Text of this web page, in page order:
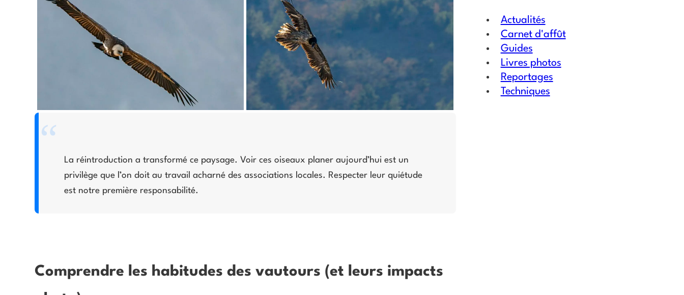
La réintroduction a transformé ce paysage. Voir ces oiseaux planer aujourd’hui est un
privilège que l’on doit au travail acharné des associations locales. Respecter leur quiétude
est notre première responsabilité.​
Comprendre les habitudes des vautours (et leurs impacts
Actualités
Carnet d'affût
Guides
Livres photos
Reportages
Techniques